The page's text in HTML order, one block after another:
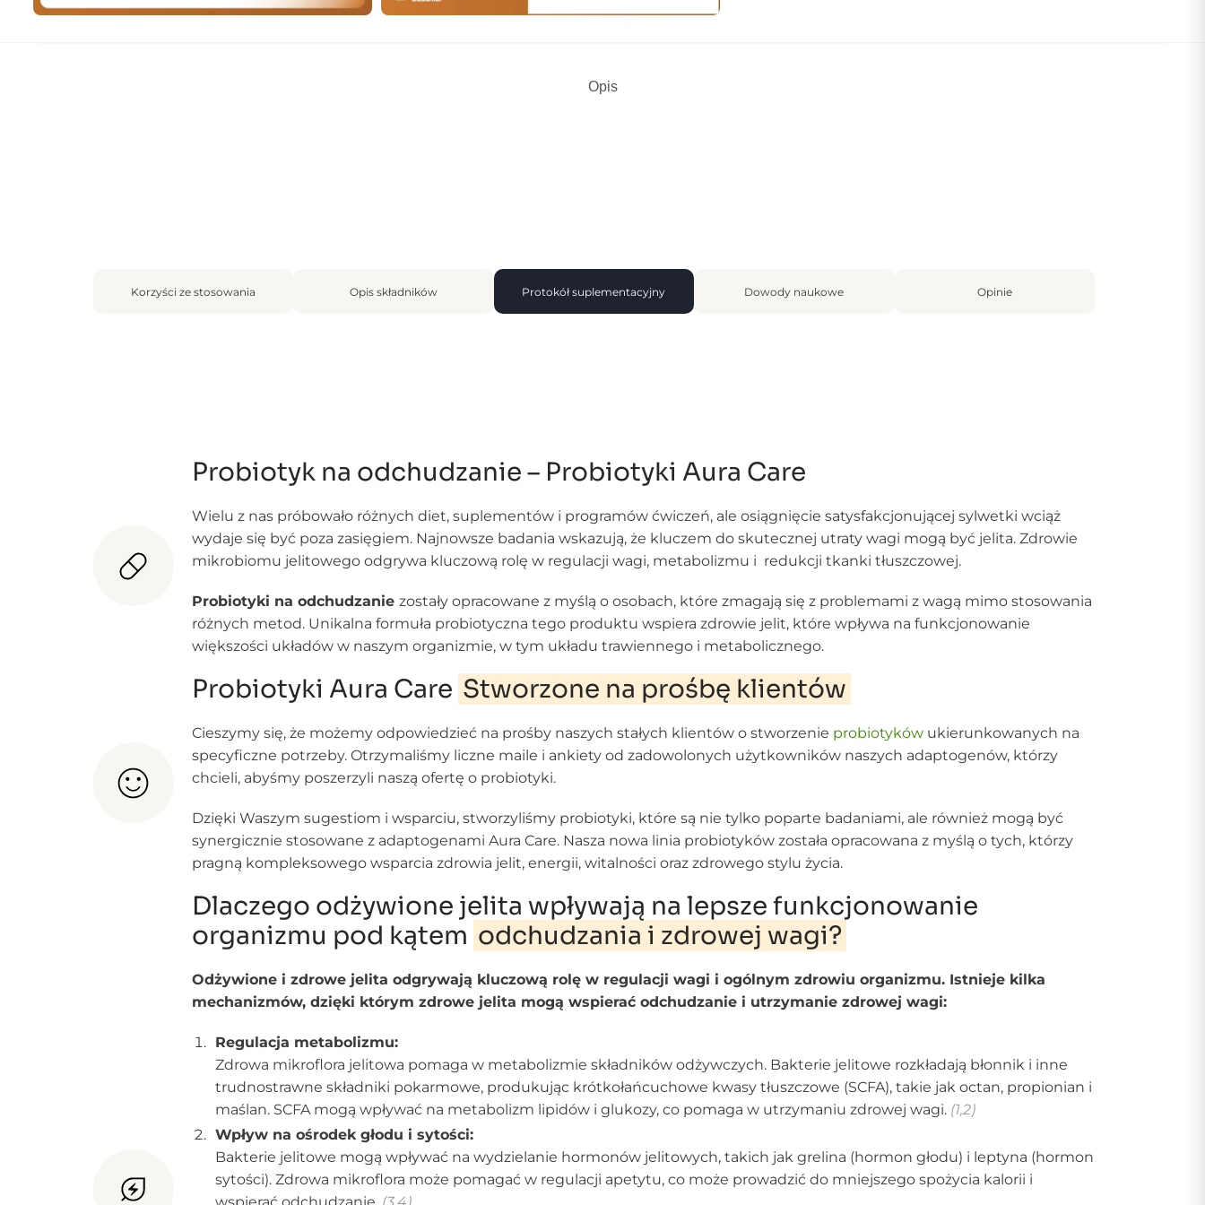
Opis
Korzyści ze stosowania Opis składników Protokół suplementacyjny Dowody naukowe Opinie
Probiotyk na odchudzanie – Probiotyki Aura Care
Wielu z nas próbowało różnych diet, suplementów i programów ćwiczeń, ale osiągnięcie satysfakcjonującej sylwetki wciąż
wydaje się być poza zasięgiem. Najnowsze badania wskazują, że kluczem do skutecznej utraty wagi mogą być jelita. Zdrowie
mikrobiomu jelitowego odgrywa kluczową rolę w regulacji wagi, metabolizmu i redukcji tkanki tłuszczowej.
Probiotyki na odchudzanie zostały opracowane z myślą o osobach, które zmagają się z problemami z wagą mimo stosowania
różnych metod. Unikalna formuła probiotyczna tego produktu wspiera zdrowie jelit, które wpływa na funkcjonowanie
większości układów w naszym organizmie, w tym układu trawiennego i metabolicznego.
Probiotyki Aura Care Stworzone na prośbę klientów
Cieszymy się, że możemy odpowiedzieć na prośby naszych stałych klientów o stworzenie probiotykówukierunkowanych na
specyficzne potrzeby. Otrzymaliśmy liczne maile i ankiety od zadowolonych użytkowników naszych adaptogenów, którzy
chcieli, abyśmy poszerzyli naszą ofertę o probiotyki.
Dzięki Waszym sugestiom i wsparciu, stworzyliśmy probiotyki, które są nie tylko poparte badaniami, ale również mogą być
synergicznie stosowane z adaptogenami Aura Care. Nasza nowa linia probiotyków została opracowana z myślą o tych, którzy
pragną kompleksowego wsparcia zdrowia jelit, energii, witalności oraz zdrowego stylu życia.
Dlaczego odżywione jelita wpływają na lepsze funkcjonowanie
organizmu pod kątem odchudzania i zdrowej wagi?
Odżywione i zdrowe jelita odgrywają kluczową rolę w regulacji wagi i ogólnym zdrowiu organizmu. Istnieje kilka
mechanizmów, dzięki którym zdrowe jelita mogą wspierać odchudzanie i utrzymanie zdrowej wagi:
Regulacja metabolizmu:
Zdrowa mikroflora jelitowa pomaga w metabolizmie składników odżywczych. Bakterie jelitowe rozkładają błonnik i inne
trudnostrawne składniki pokarmowe, produkując krótkołańcuchowe kwasy tłuszczowe (SCFA), takie jak octan, propionian i
maślan. SCFA mogą wpływać na metabolizm lipidów i glukozy, co pomaga w utrzymaniu zdrowej wagi. (1,2)
Wpływ na ośrodek głodu i sytości:
Bakterie jelitowe mogą wpływać na wydzielanie hormonów jelitowych, takich jak grelina (hormon głodu) i leptyna (hormon
sytości). Zdrowa mikroflora może pomagać w regulacji apetytu, co może prowadzić do mniejszego spożycia kalorii i
wspierać odchudzanie. (3,4)